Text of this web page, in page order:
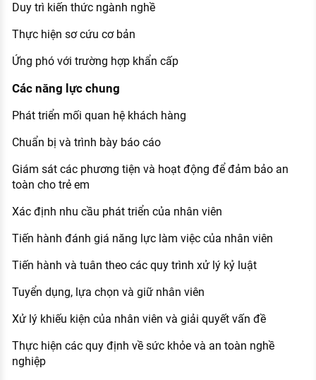
Duy trì kiến thức ngành nghề
Thực hiện sơ cứu cơ bản
Ứng phó với trường hợp khẩn cấp
Các năng lực chung
Phát triển mối quan hệ khách hàng
Chuẩn bị và trình bày báo cáo
Giám sát các phương tiện và hoạt động để đảm bảo an
toàn cho trẻ em
Xác định nhu cầu phát triển của nhân viên
Tiến hành đánh giá năng lực làm việc của nhân viên
Tiến hành và tuân theo các quy trình xử lý kỷ luật
Tuyển dụng, lựa chọn và giữ nhân viên
Xử lý khiếu kiện của nhân viên và giải quyết vấn đề
Thực hiện các quy định về sức khỏe và an toàn nghề
nghiệp